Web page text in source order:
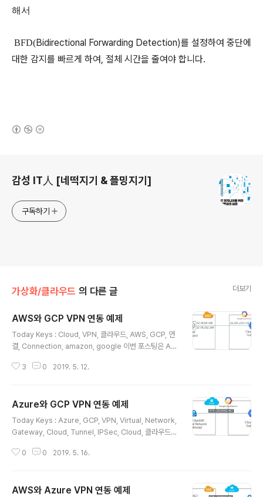
해서
BFD(Bidirectional Forwarding Detection)를 설정하여 중단에
대한 감지를 빠르게 하여, 절체 시간을 줄여야 합니다.
감성 IT人 [네떡지기 & 플밍지기]
구독하기
가상화/클라우드 의 다른 글 더보기
AWS와 GCP VPN 연동 예제
Today Keys : Cloud, VPN, 클라우드, AWS, GCP, 연
결, Connection, amazon, google 이번 포스팅은 AW
상호 간의 VPC 연결하는 예제입니다. VPN을 사용하면 멀
번 포스팅에서 최종 구성한 모습입니다. AWS와 GCP에
각 VPC를 생성해서, 각각의 VPN 서비스를 이용해서 AW
S와 GCP 간의 연동 후 AWS와 GCP에 있는 호스트 간의
VPN 연결 전의 각 호스트 간의 통신이 되지 않는 것을 다
3 0 2019. 5. 12.
Azure와 GCP VPN 연동 예제
Today Keys : Azure, GCP, VPN, Virtual, Network,
Gateway, Cloud, Tunnel, IPSec, Cloud, 클라우드
예제 를 다루었습니다. 이번 포스팅에서는 Azure와 GCP
않습니다. 이번 포스팅 예제에서 다루게 될 전체 구성도입
0 0 2019. 5. 16.
AWS와 Azure VPN 연동 예제